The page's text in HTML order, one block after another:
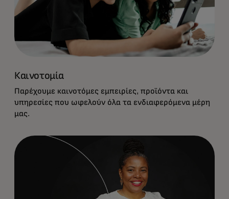
Καινοτομία
Παρέχουμε καινοτόμες εμπειρίες, προϊόντα και
υπηρεσίες που ωφελούν όλα τα ενδιαφερόμενα μέρη
μας.